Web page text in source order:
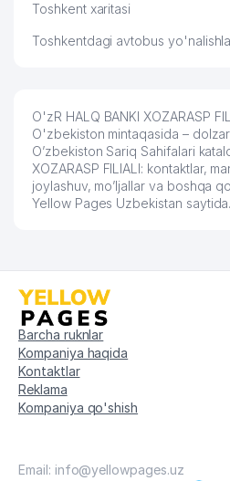
Toshkent xaritasi
Toshkentdagi avtobus
O'zR HALQ BANKI XOZARASP
O'zbekiston mintaqasida –
O’zbekiston Sariq Sahifalari
XOZARASP FILIALI: kontaktlar,
joylashuv, mo’ljallar va boshqa
Yellow Pages Uzbekistan saytida.
Barcha ruknlar
Kompaniya haqida
Kontaktlar
Reklama
Kompaniya qo'shish
Email: info@yellowpages.uz